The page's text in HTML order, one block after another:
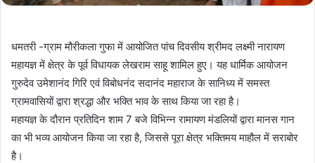
धमतरी -ग्राम मौरीकला गुफा में आयोजित पांच दिवसीय श्रीमद लक्ष्मी नारायण
महायज्ञ में क्षेत्र के पूर्व विधायक लेखराम साहू शामिल हुए। यह धार्मिक आयोजन
गुरुदेव उमेशानंद गिरि एवं विबोधनंद सदानंद महाराज के सानिध्य में समस्त
ग्रामवासियों द्वारा श्रद्धा और भक्ति भाव के साथ किया जा रहा है।
महायज्ञ के दौरान प्रतिदिन शाम 7 बजे विभिन्न रामायण मंडलियों द्वारा मानस गान
का भी भव्य आयोजन किया जा रहा है, जिससे पूरा क्षेत्र भक्तिमय माहौल में सराबोर
है।